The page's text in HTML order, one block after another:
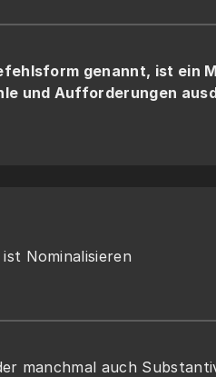
genannt, ist ein
und Aufforderungen
ist Nominalisieren
manchmal auch